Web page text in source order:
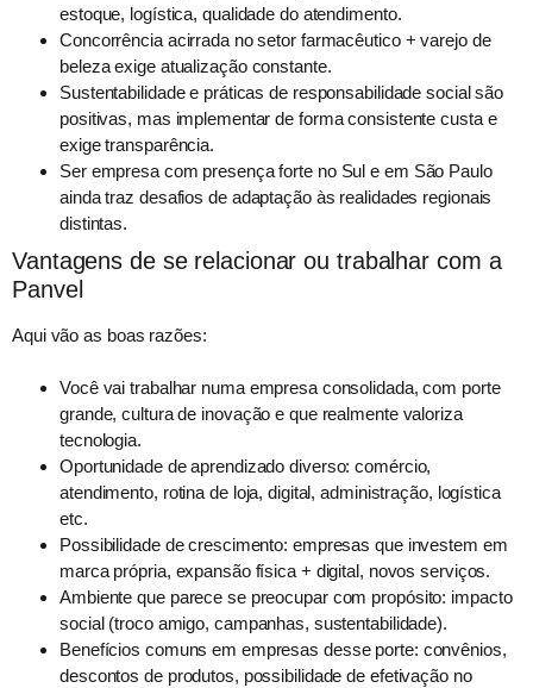
estoque, logística, qualidade do atendimento.
Concorrência acirrada no setor farmacêutico + varejo de
beleza exige atualização constante.
Sustentabilidade e práticas de responsabilidade social são
positivas, mas implementar de forma consistente custa e
exige transparência.
Ser empresa com presença forte no Sul e em São Paulo
ainda traz desafios de adaptação às realidades regionais
distintas.
Vantagens de se relacionar ou trabalhar com a
Panvel
Aqui vão as boas razões:
Você vai trabalhar numa empresa consolidada, com porte
grande, cultura de inovação e que realmente valoriza
tecnologia.
Oportunidade de aprendizado diverso: comércio,
atendimento, rotina de loja, digital, administração, logística
etc.
Possibilidade de crescimento: empresas que investem em
marca própria, expansão física + digital, novos serviços.
Ambiente que parece se preocupar com propósito: impacto
social (troco amigo, campanhas, sustentabilidade).
Benefícios comuns em empresas desse porte: convênios,
descontos de produtos, possibilidade de efetivação no